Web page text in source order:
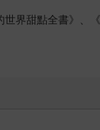
界甜點全書》、